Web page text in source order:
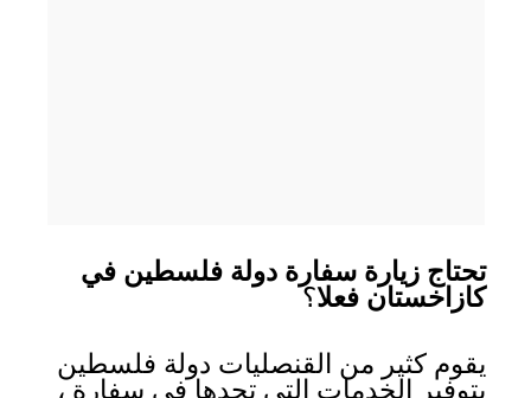
تحتاج زيارة سفارة دولة فلسطين في
كازاخستان فعلا؟
يقوم كثير من القنصليات دولة فلسطين
بتوفير الخدمات التي تجدها في سفارة ،